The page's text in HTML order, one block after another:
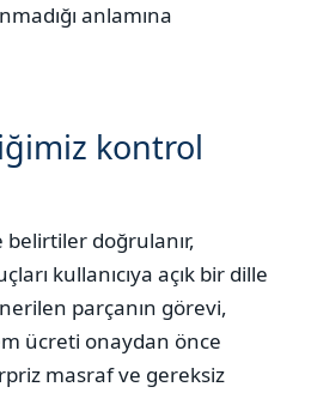
anlamına
kontrol
belirtiler doğrulanır,
kullanıcıya açık bir dille
parçanın görevi,
ücreti onaydan önce
masraf ve gereksiz